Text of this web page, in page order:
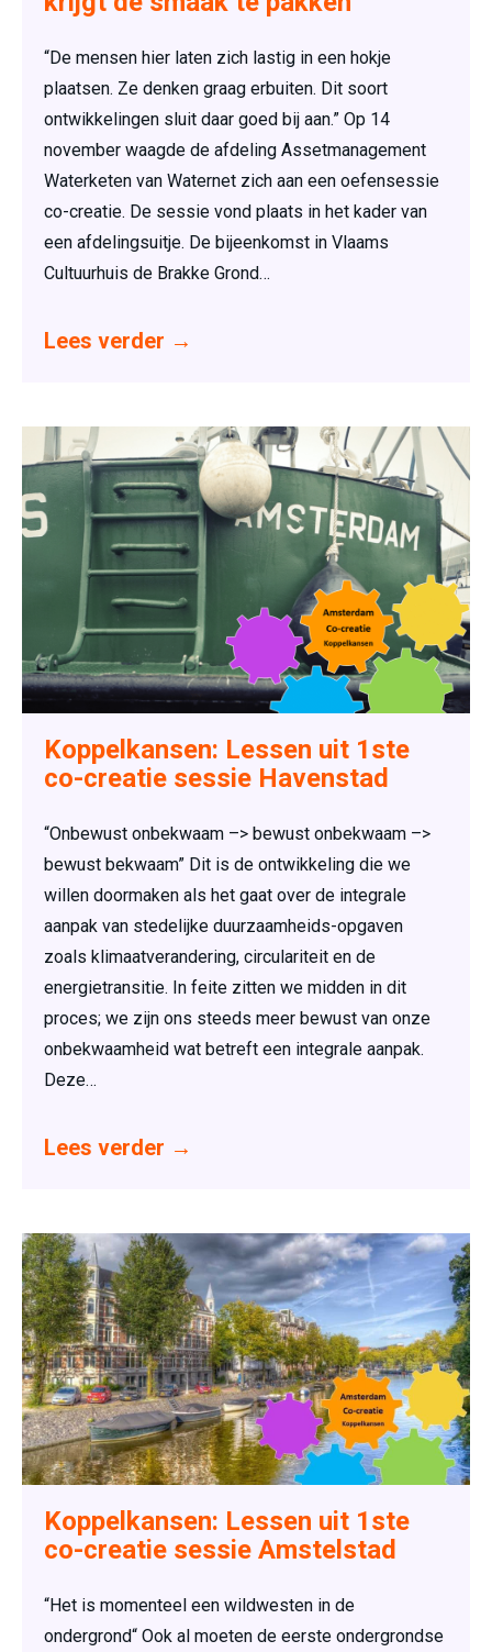
“De mensen hier laten zich lastig in een hokje
plaatsen. Ze denken graag erbuiten. Dit soort
ontwikkelingen sluit daar goed bij aan.” Op 14
november waagde de afdeling Assetmanagement
Waterketen van Waternet zich aan een oefensessie
co-creatie. De sessie vond plaats in het kader van
een afdelingsuitje. De bijeenkomst in Vlaams
Cultuurhuis de Brakke Grond…
Lees verder →
Koppelkansen: Lessen uit 1ste
co-creatie sessie Havenstad
“Onbewust onbekwaam –> bewust onbekwaam –>
bewust bekwaam” Dit is de ontwikkeling die we
willen doormaken als het gaat over de integrale
aanpak van stedelijke duurzaamheids-opgaven
zoals klimaatverandering, circulariteit en de
energietransitie. In feite zitten we midden in dit
proces; we zijn ons steeds meer bewust van onze
onbekwaamheid wat betreft een integrale aanpak.
Deze…
Lees verder →
Koppelkansen: Lessen uit 1ste
co-creatie sessie Amstelstad
“Het is momenteel een wildwesten in de
ondergrond“ Ook al moeten de eerste ondergrondse